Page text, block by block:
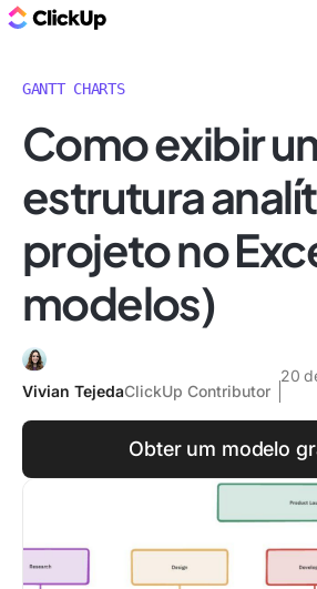
GANTT CHARTS
Como exibir
estrutura
projeto no
modelos)
Vivian TejedaClickUp Contributor
20
Obter um modelo